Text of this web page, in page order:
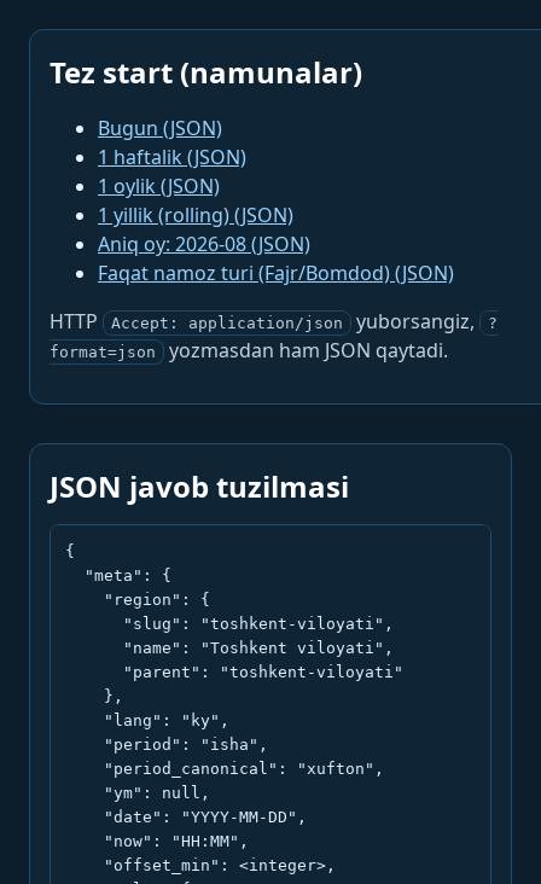
Tez start (namunalar)
Bugun (JSON)
1 haftalik (JSON)
1 oylik (JSON)
1 yillik (rolling) (JSON)
Aniq oy: 2026-08 (JSON)
Faqat namoz turi (Fajr/Bomdod) (JSON)
HTTP
Accept: application/json yuborsangiz,
?
format=json
yozmasdan ham JSON qaytadi.
JSON javob tuzilmasi
{
  "meta": {
    "region": {
      "slug": "toshkent-viloyati",
      "name": "Toshkent viloyati",
      "parent": "toshkent-viloyati"
    },
    "lang": "ky",
    "period": "isha",
    "period_canonical": "xufton",
    "ym": null,
    "date": "YYYY-MM-DD",
    "now": "HH:MM",
    "offset_min": <integer>,